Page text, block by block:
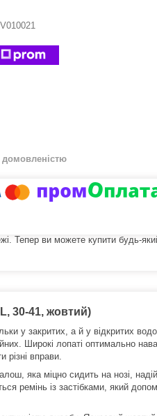
домовленістю
Тепер ви можете купити будь-
30-41, жовтий)
у закритих, а й у відкритих
Широкі лопаті оптимально
вправи.
яка міцно сидить на нозі,
ремінь із застібками, який